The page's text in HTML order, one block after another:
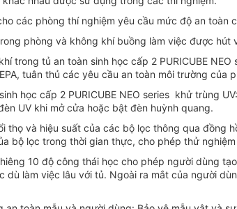
các phòng thí nghiệm yêu cầu mức độ an toàn
phòng và không khí buồng làm việc được
trong tủ an toàn sinh học cấp 2 PURICUBE
tuân thủ các yêu cầu an toàn môi trường của
học cấp 2 PURICUBE NEO series khử trùng
UV khi mở cửa hoặc bật đèn huỳnh quang.
thọ và hiệu suất của các bộ lọc thông qua đồng
bộ lọc trong thời gian thực, cho phép thử
10 độ công thái học cho phép người dùng
dù làm việc lâu với tủ. Ngoài ra mắt của người